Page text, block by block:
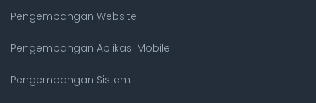
Pengembangan Website
Pengembangan Aplikasi Mobile
Pengembangan Sistem